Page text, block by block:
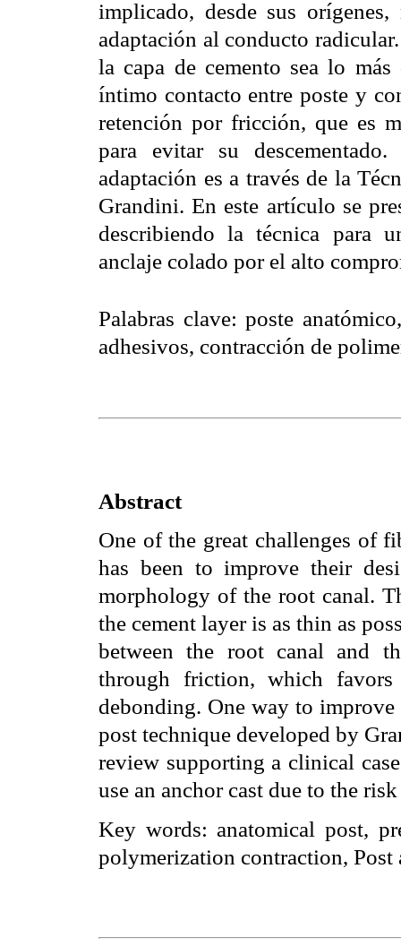
implicado, desde sus
adaptación al conducto
la capa de cemento sea lo
íntimo contacto entre poste y
retención por fricción, que es
para evitar su
adaptación es a través de la
Grandini. En este artículo se
describiendo la técnica para
anclaje colado por el alto
Palabras clave: poste
adhesivos, contracción de
Abstract
One of the great challenges of
has been to improve their
morphology of the root canal.
the cement layer is as thin as
between the root canal and
through friction, which
debonding. One way to
post technique developed by
review supporting a clinical
use an anchor cast due to the
Key words: anatomical post,
polymerization contraction, Post